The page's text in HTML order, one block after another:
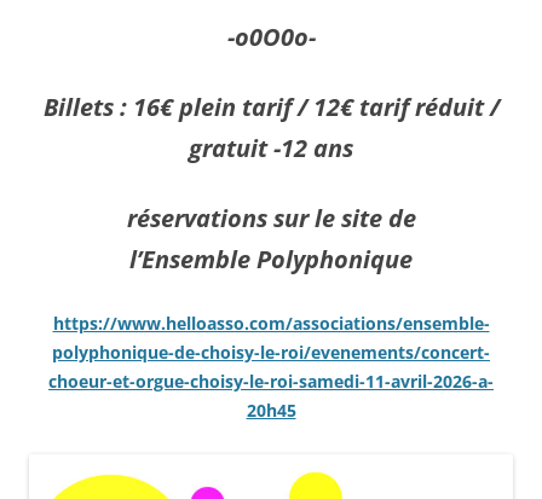
-o0O0o-
Billets : 16€ plein tarif / 12€ tarif réduit /
gratuit -12 ans
réservations sur le site de
l’Ensemble Polyphonique
https://www.helloasso.com/associations/ensemble-
polyphonique-de-choisy-le-roi/evenements/concert-
choeur-et-orgue-choisy-le-roi-samedi-11-avril-2026-a-
20h45